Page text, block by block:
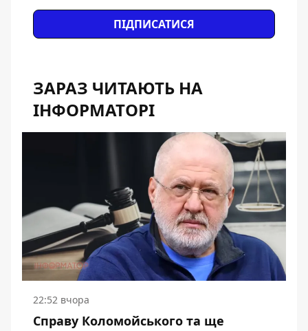
ПІДПИСАТИСЯ
ЗАРАЗ ЧИТАЮТЬ НА
ІНФОРМАТОРІ
22:52 вчора
Справу Коломойського та ще